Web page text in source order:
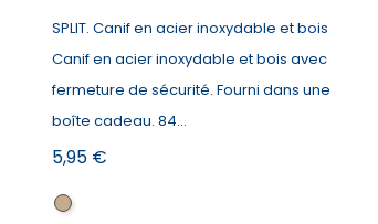
SPLIT. Canif en acier inoxydable et bois
Canif en acier inoxydable et bois avec
fermeture de sécurité. Fourni dans une
boîte cadeau. 84...
Prix
5,95 €
Naturel